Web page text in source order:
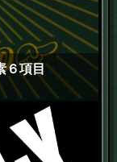
６項目